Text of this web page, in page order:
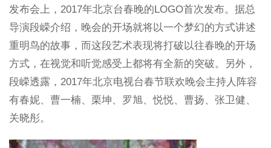
发布会上，2017年北京台春晚的LOGO首次发布。据总
导演段嵘介绍，晚会的开场就将以一个梦幻的方式讲述
重明鸟的故事，而这段艺术表现将打破以往春晚的开场
方式，在视觉和听觉感受上都将有全新的突破。另外，
段嵘透露，2017年北京电视台春节联欢晚会主持人阵容
有春妮、曹一楠、栗坤、罗旭、悦悦、曹扬、张卫健、
关晓彤。